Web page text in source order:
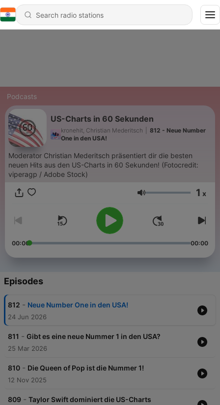
Podcasts
US-Charts in 60 Sekunden
kronehit, Christian Mederitsch
812 - Neue Number
One in den USA!
Moderator Christian Mederitsch präsentiert dir die besten
neuen Hits aus den US-Charts in 60 Sekunden! (Fotocredit:
viperagp / Adobe Stock)
Volume 1 x
00:00 00:00
Episodes
812 - Neue Number One in den USA!
24 Jun 2026
811 - Gibt es eine neue Nummer 1 in den USA?
25 Mar 2026
810 - Die Queen of Pop ist die Nummer 1!
12 Nov 2025
809 - Taylor Swift dominiert die US-Charts